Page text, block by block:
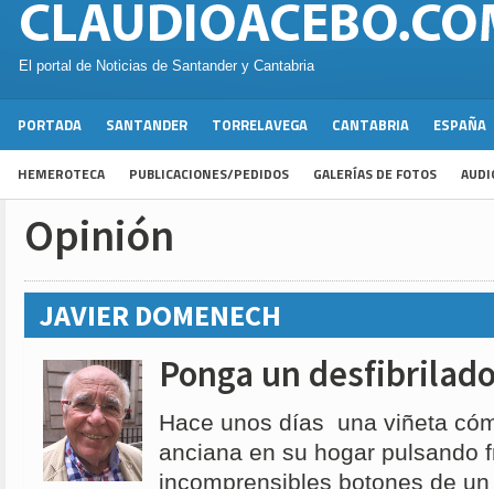
El portal de Noticias de Santander y Cantabria
PORTADA SANTANDER TORRELAVEGA CANTABRIA ESPAÑA
HEMEROTECA PUBLICACIONES/PEDIDOS GALERÍAS DE FOTOS
Opinión
JAVIER DOMENECH
Ponga un
Hace unos días una viñeta
anciana en su hogar pulsando
incomprensibles botones de